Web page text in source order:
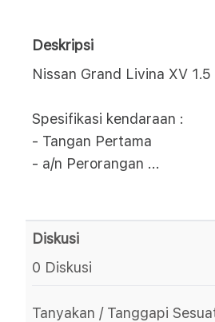
Deskripsi
Nissan Grand Livina XV
Spesifikasi kendaraan :
- Tangan Pertama
- a/n Perorangan ...
Diskusi
0 Diskusi
Tanyakan / Tanggapi